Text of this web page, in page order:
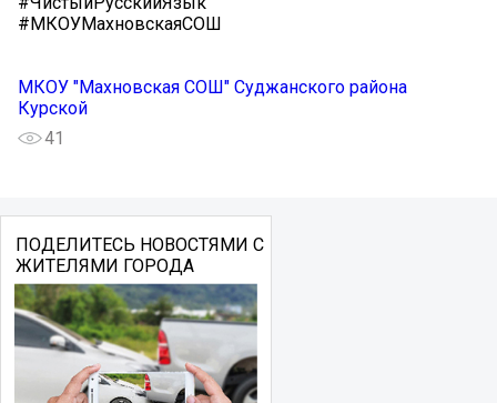
#МКОУМахновскаяСОШ
МКОУ "Махновская СОШ" Суджанского района
Курской
41
ПОДЕЛИТЕСЬ НОВОСТЯМИ С
ЖИТЕЛЯМИ ГОРОДА